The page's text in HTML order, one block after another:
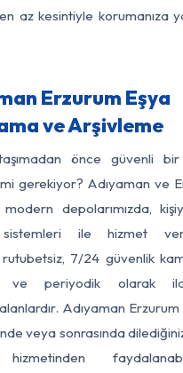
az kesintiyle korumanıza
Erzurum Eşya
ve Arşivleme
taşımadan önce güvenli
gerekiyor? Adıyaman ve
depolarımızda,
ile hizmet
rutubetsiz, 7/24 güvenlik
ve periyodik olarak
Adıyaman Erzurum
veya sonrasında